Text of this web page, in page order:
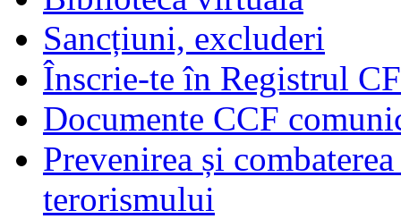
Sancțiuni, excluderi
Înscrie-te în Registrul
Documente CCF
Prevenirea și
terorismului